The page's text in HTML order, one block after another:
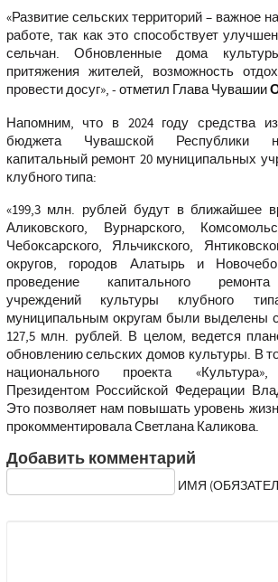
«Развитие сельских территорий – важное
работе, так как это способствует
сельчан. Обновленные дома
притяжения жителей, возможность
провести досуг», - отметил Глава Чувашии
Напомним, что в 2024 году средства из
бюджета Чувашской Республики
капитальный ремонт 20 муниципальных
клубного типа:
«199,3 млн. рублей будут в ближайшее
Аликовского, Вурнарского,
Чебоксарского, Яльчикского,
округов, городов Алатырь и
проведение капитального
учреждений культуры клубного
муниципальным округам были выделены
127,5 млн. рублей. В целом, ведется
обновлению сельских домов культуры. В
национального проекта «Культура»,
Президентом Российской Федерации
Это позволяет нам повышать уровень
прокомментировала Светлана Каликова.
Добавить комментарий
ИМЯ